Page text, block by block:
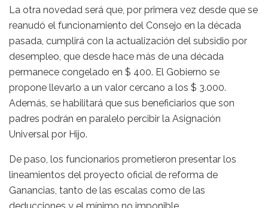
La otra novedad será que, por primera vez desde que se
reanudó el funcionamiento del Consejo en la década
pasada, cumplirá con la actualización del subsidio por
desempleo, que desde hace más de una década
permanece congelado en $ 400. El Gobierno se
propone llevarlo a un valor cercano a los $ 3.000.
Además, se habilitará que sus beneficiarios que son
padres podrán en paralelo percibir la Asignación
Universal por Hijo.
De paso, los funcionarios prometieron presentar los
lineamientos del proyecto oficial de reforma de
Ganancias, tanto de las escalas como de las